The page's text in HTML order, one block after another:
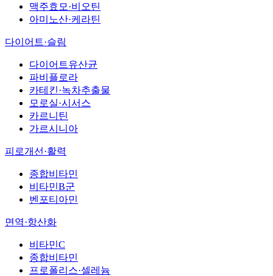
맥주효모·비오틴
아미노산·케라틴
다이어트·슬림
다이어트유산균
파비플로라
카테킨·녹차추출물
모로실·시서스
카르니틴
가르시니아
피로개선·활력
종합비타민
비타민B군
벤포티아민
면역·항산화
비타민C
종합비타민
프로폴리스·셀레늄